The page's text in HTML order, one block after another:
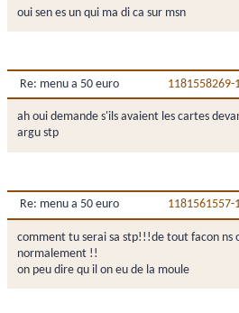
oui sen es un qui ma di ca sur msn
Re: menu a 50 euro 1181558269-
ah oui demande s'ils avaient les cartes
argu stp
Re: menu a 50 euro 1181561557-
comment tu serai sa stp!!!de tout facon ns
normalement !!
on peu dire qu il on eu de la moule